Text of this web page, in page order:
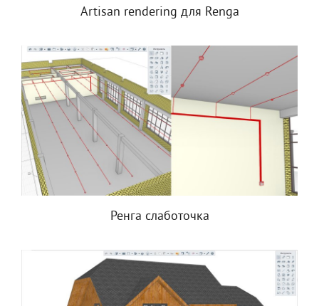
Artisan rendering для Renga
Ренга слаботочка